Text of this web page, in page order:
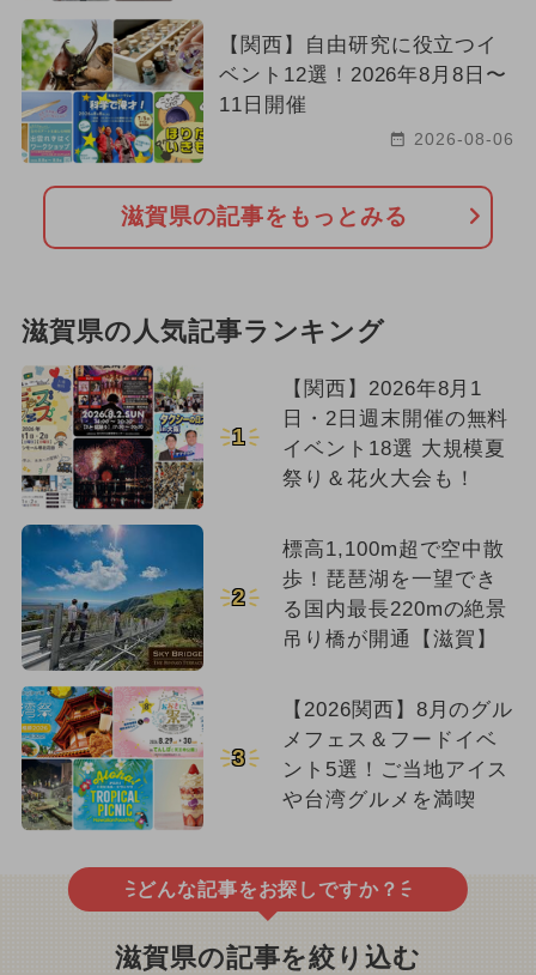
ご当地グルメ・限定メニュー
雨の日OK 2024年5月のイベント
2024年9月のイベント
いちごビュッフェ クリスマス
花火 2024年8月のイベント
【関西】自由研究に役立つイ
ベント12選！2026年8月8日〜
11日開催
2026-08-06
滋賀県の記事をもっとみる
滋賀県の人気記事ランキング
1
【関西】2026年8月1
日・2日週末開催の無料
イベント18選 大規模夏
祭り＆花火大会も！
2
標高1,100m超で空中散
歩！琵琶湖を一望でき
る国内最長220mの絶景
吊り橋が開通【滋賀】
3
【2026関西】8月のグル
メフェス＆フードイベ
ント5選！ご当地アイス
や台湾グルメを満喫
どんな記事をお探しですか？
滋賀県の記事を絞り込む